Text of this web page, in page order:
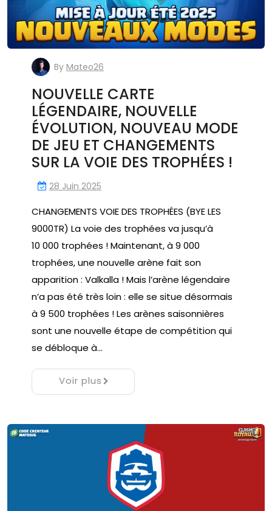
By Mateo26
NOUVELLE CARTE
LÉGENDAIRE, NOUVELLE
ÉVOLUTION, NOUVEAU MODE
DE JEU ET CHANGEMENTS
SUR LA VOIE DES TROPHÉES !
28 Juin 2025
CHANGEMENTS VOIE DES TROPHÉES (BYE LES
9000TR) La voie des trophées va jusqu’à
10 000 trophées ! Maintenant, à 9 000
trophées, une nouvelle arène fait son
apparition : Valkalla ! Mais l’arène légendaire
n’a pas été très loin : elle se situe désormais
à 9 500 trophées ! Les arènes saisonnières
sont une nouvelle étape de compétition qui
se débloque à…
Voir plus